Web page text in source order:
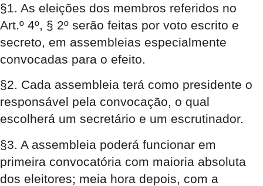
§1. As eleições dos membros referidos no
Art.º 4º, § 2º serão feitas por voto escrito e
secreto, em assembleias especialmente
convocadas para o efeito.
§2. Cada assembleia terá como presidente o
responsável pela convocação, o qual
escolherá um secretário e um escrutinador.
§3. A assembleia poderá funcionar em
primeira convocatória com maioria absoluta
dos eleitores; meia hora depois, com a